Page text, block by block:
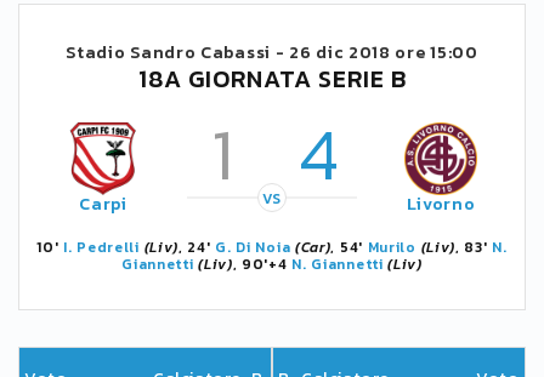
Stadio Sandro Cabassi - 26 dic 2018 ore 15:00
18A GIORNATA SERIE B
Carpi 1 4
VS Livorno
10' I. Pedrelli (Liv), 24' G. Di Noia (Car), 54' Murilo (Liv), 83' N.
Giannetti (Liv), 90'+4 N. Giannetti (Liv)